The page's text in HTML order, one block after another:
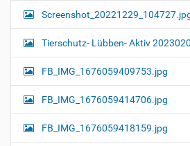
Tierschutz- Lübben- Aktiv
FB_IMG_1676059409753.jpg
FB_IMG_1676059414706.jpg
FB_IMG_1676059418159.jpg